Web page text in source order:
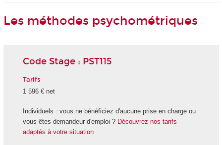
Les méthodes psychométriques
Code Stage : PST115
Tarifs
1 596 € net
Individuels : vous ne bénéficiez d'aucune prise en charge ou
vous êtes demandeur d'emploi ? Découvrez nos tarifs
adaptés à votre situation